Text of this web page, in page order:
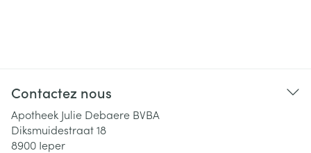
Contactez nous
Apotheek Julie Debaere BVBA
Diksmuidestraat 18
8900 Ieper